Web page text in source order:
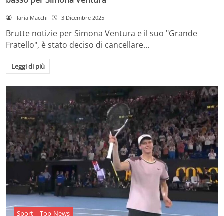
Ilaria Macchi 3 Dicembre 2025
Brutte notizie per Simona Ventura e il suo "Grande
Fratello", è stato deciso di cancellare…
Leggi di più
Sport Top-News